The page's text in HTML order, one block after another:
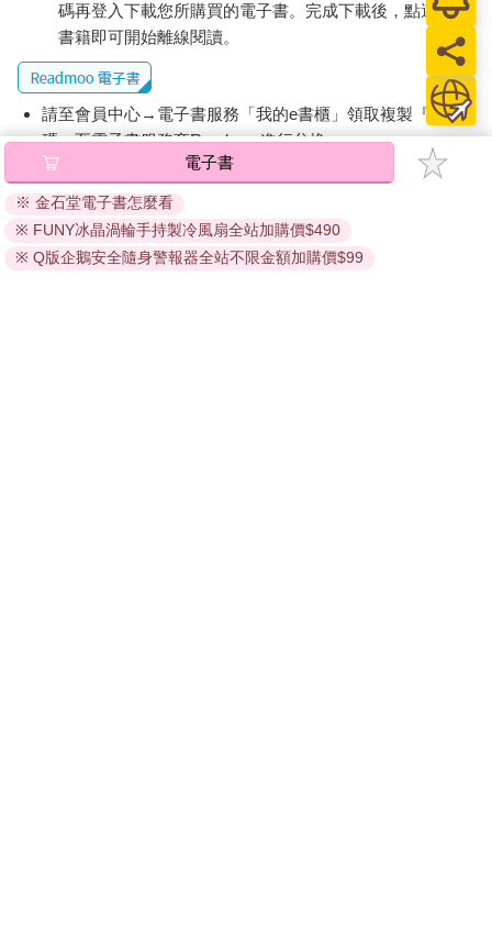
碼再登入下載您所購買的電子書。完成下載後，點選任一
書籍即可開始離線閱讀。
請至會員中心→電子書服務「我的e書櫃」領取複製『兌換
碼』至電子書服務商Readmoo進行兌換。
退換貨須知：
因版權保護，您在金石堂所購買的電子書僅能以金石堂專屬
的閱讀軟體開啟閱讀，無法以其他閱讀器或直接下載檔案。
依據「消費者保護法」第19條及行政院消費者保護處公告之
電子書
※ 金石堂電子書怎麼看
※ FUNY冰晶渦輪手持製冷風扇全站加購價$490
※ Q版企鵝安全隨身警報器全站不限金額加購價$99